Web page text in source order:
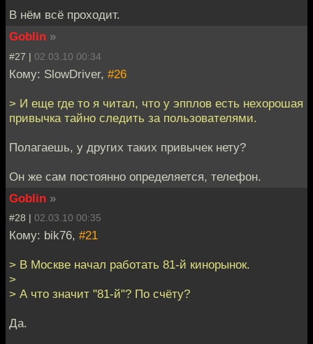
В нём всё проходит.
Goblin »
#27 | 02.03.10 00:34
Кому: SlowDriver, #26
> И еще где то я читал, что у эпплов есть нехорошая
привычка тайно следить за пользователями.
Полагаешь, у других таких привычек нету?
Он же сам постоянно определяется, телефон.
Goblin »
#28 | 02.03.10 00:35
Кому: bik76, #21
> В Москве начал работать 81-й кинорынок.
>
> А что значит "81-й"? По счёту?
Да.